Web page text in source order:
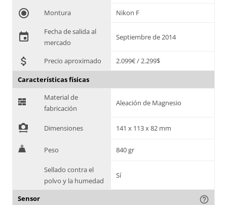
radio_button_checked Montura Nikon F
event
Fecha de salida al
mercado
Septiembre de 2014
attach_money Precio aproximado 2.099€ / 2.299$
Características físicas
G
Material de
fabricación
Aleación de Magnesio
! Dimensiones 141 x 113 x 82 mm
H Peso 840 gr
Sellado contra el
polvo y la humedad
Sí
Sensor help_outline